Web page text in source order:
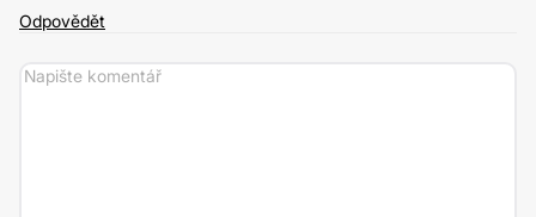
Odpovědět